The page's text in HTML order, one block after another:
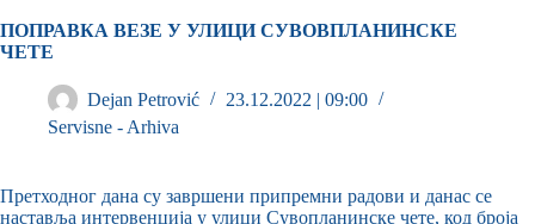
ПОПРАВКА ВЕЗЕ У УЛИЦИ СУВОВПЛАНИНСКЕ
ЧЕТЕ
Dejan Petrović
23.12.2022 | 09:00
Servisne - Arhiva
Претходног дана су завршени припремни радови и данас се
наставља интервенција у улици Сувопланинске чете, код броја